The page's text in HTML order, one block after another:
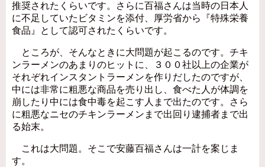
推奨されたくらいです。さらに百福さんは当時の日本人
に不足していたビタミンを添付、厚労省から『特殊栄養
食品』として認可されたくらいです。
ところが、そんなときに大問題が起こるのです。チキ
ンラーメンのあまりのヒットに、３００社以上の企業が
それぞれインスタントラーメンを作りだしたのですが、
中には非常に粗悪な商品を売り出し、食べた人が体調を
崩したり中には食中毒を起こす人まで出たのです。さら
に粗悪なニセのチキンラーメンまで出回り逮捕者まで出
る始末。
これは大問題。そこで安藤百福さんは一計を案じま
す。